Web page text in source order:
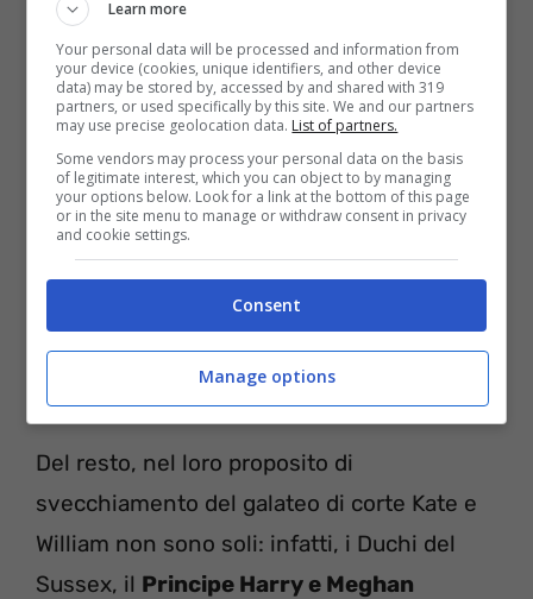
Kate, William, Meghan ed Harry-tipiu-10/05/2022
Del resto, nel loro proposito di
svecchiamento del galateo di corte Kate e
William non sono soli: infatti, i Duchi del
Sussex, il Principe Harry e Meghan
Learn more
Your personal data will be processed and information from
your device (cookies, unique identifiers, and other device
data) may be stored by, accessed by and shared with 319
partners, or used specifically by this site. We and our partners
may use precise geolocation data. List of partners.
Some vendors may process your personal data on the basis
of legitimate interest, which you can object to by managing
your options below. Look for a link at the bottom of this page
or in the site menu to manage or withdraw consent in privacy
and cookie settings.
Consent
Manage options